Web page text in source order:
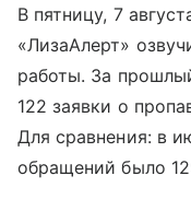
В пятницу, 7
«ЛизаАлерт»
работы. За
122 заявки о
Для сравнения: в
обращений было